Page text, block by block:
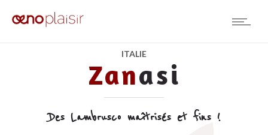
ITALIE
Zanasi
Des Lambrusco maîtrisés et fins !